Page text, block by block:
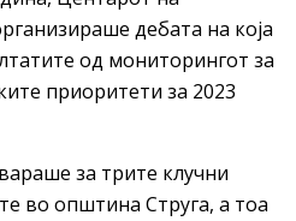
дебата на која
од мониторингот за
приоритети за 2023
за трите клучни
во општина Струга, а тоа